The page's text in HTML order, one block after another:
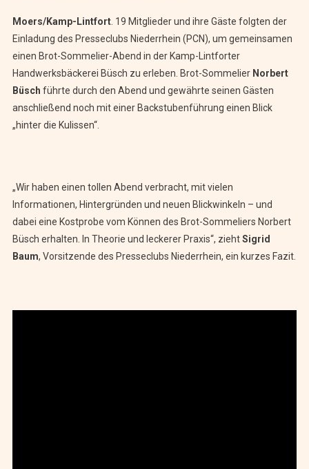
Moers/Kamp-Lintfort. 19 Mitglieder und ihre Gäste folgten der
Einladung des Presseclubs Niederrhein (PCN), um gemeinsamen
einen Brot-Sommelier-Abend in der Kamp-Lintforter
Handwerksbäckerei Büsch zu erleben. Brot-Sommelier Norbert
Büsch führte durch den Abend und gewährte seinen Gästen
anschließend noch mit einer Backstubenführung einen Blick
„hinter die Kulissen“.
„Wir haben einen tollen Abend verbracht, mit vielen
Informationen, Hintergründen und neuen Blickwinkeln – und
dabei eine Kostprobe vom Können des Brot-Sommeliers Norbert
Büsch erhalten. In Theorie und leckerer Praxis“, ziehtSigrid
Baum, Vorsitzende des Presseclubs Niederrhein, ein kurzes Fazit.